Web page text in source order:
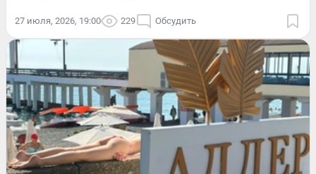
27 июля, 2026, 19:00 229 Обсудить